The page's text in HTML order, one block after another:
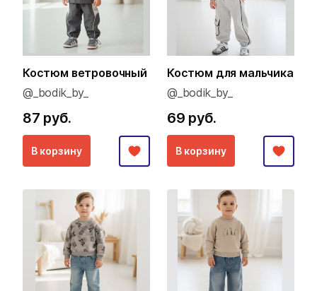
Костюм ветровочный
@_bodik_by_
87 руб.
В корзину
Костюм для мальчика
@_bodik_by_
69 руб.
В корзину